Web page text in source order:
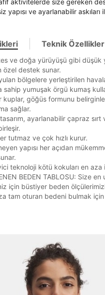
aktivitelerde size gereken
yapısı ve ayarlanabilir askıları
Teknik Özellikler
ve doğa yürüyüşü gibi düşük
özel destek sunar.
bölgelere yerleştirilen
sahip yumuşak örgü kumaş
kuplar, göğüs formunu
sağlar.
tasarım, ayarlanabilir çapraz
tutmaz ve çok hızlı kurur.
yapısı her açıdan
teknoloji kötü kokuları en aza
BEDEN TABLOSU: Size en
için büstiyer beden
tam oturan bedeni bulmak